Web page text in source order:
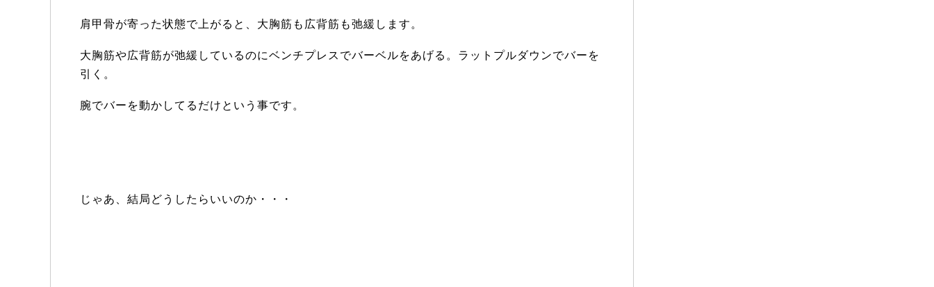
肩甲骨が寄った状態で上がると、大胸筋も広背筋も弛緩します。
大胸筋や広背筋が弛緩しているのにベンチプレスでバーベルをあげる。ラットプルダウンでバーを
引く。
腕でバーを動かしてるだけという事です。
じゃあ、結局どうしたらいいのか・・・